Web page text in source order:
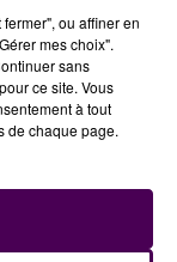
ou affiner en
mes choix".
sans
ce site. Vous
à tout
de chaque page.